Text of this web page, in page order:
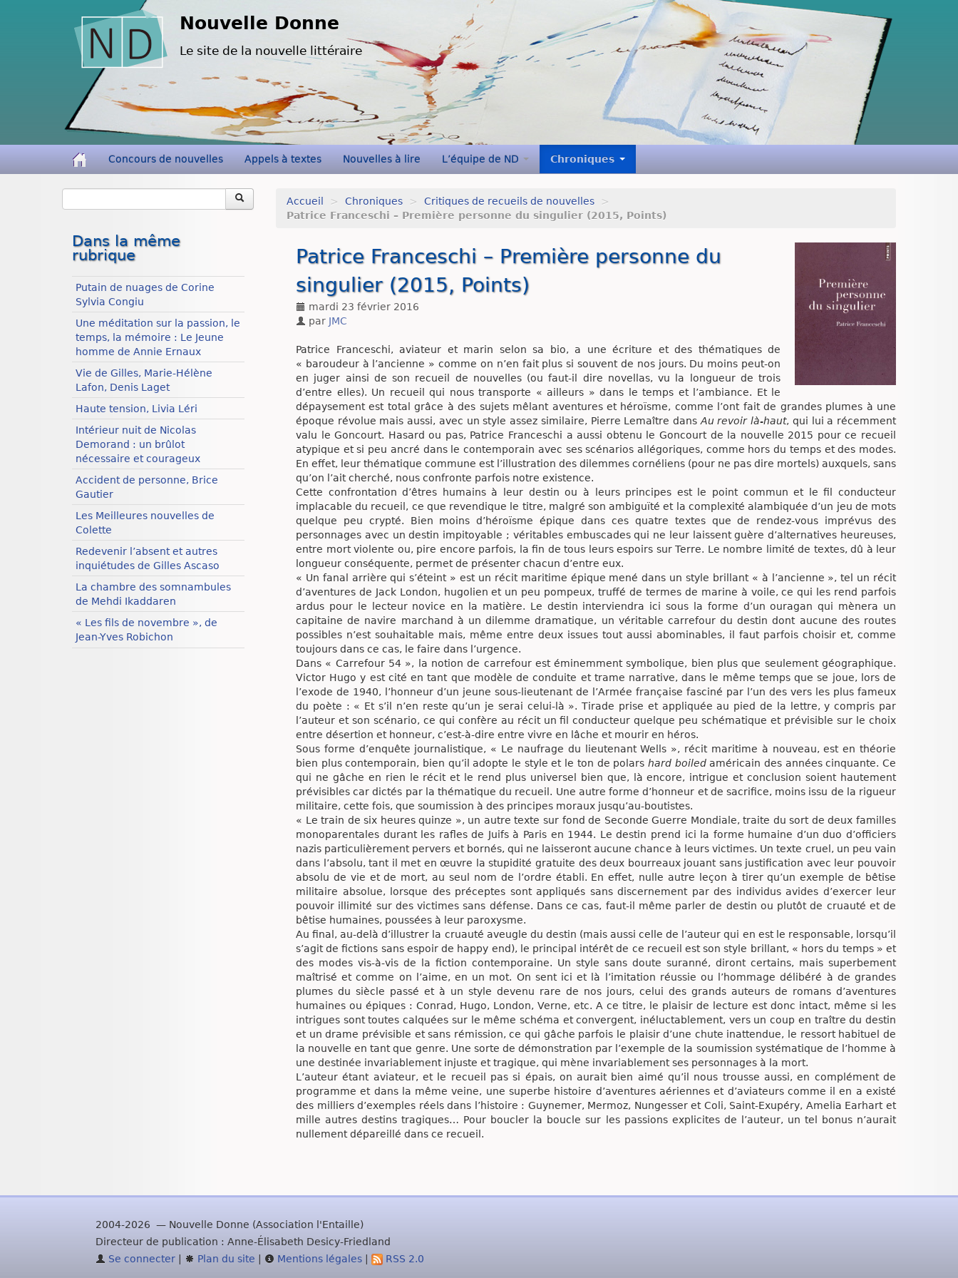
Nouvelle Donne
Le site de la nouvelle littéraire
Concours de nouvelles Appels à textes Nouvelles à lire L’équipe de ND Chroniques
Accueil > Chroniques > Critiques de recueils de nouvelles
>
Patrice Franceschi – Première personne du singulier (2015, Points)
Patrice Franceschi – Première personne du
singulier (2015, Points)
mardi 23 février 2016
par JMC
Patrice Franceschi, aviateur et marin selon sa bio, a une écriture et des thématiques de
« baroudeur à l’ancienne » comme on n’en fait plus si souvent de nos jours. Du moins peut-on
en juger ainsi de son recueil de nouvelles (ou faut-il dire novellas, vu la longueur de trois
d’entre elles). Un recueil qui nous transporte « ailleurs » dans le temps et l’ambiance. Et le
dépaysement est total grâce à des sujets mêlant aventures et héroïsme, comme l’ont fait de grandes plumes à une
époque révolue mais aussi, avec un style assez similaire, Pierre Lemaître dans Au revoir là-haut, qui lui a récemment
valu le Goncourt. Hasard ou pas, Patrice Franceschi a aussi obtenu le Goncourt de la nouvelle 2015 pour ce recueil
atypique et si peu ancré dans le contemporain avec ses scénarios allégoriques, comme hors du temps et des modes.
En effet, leur thématique commune est l’illustration des dilemmes cornéliens (pour ne pas dire mortels) auxquels, sans
qu’on l’ait cherché, nous confronte parfois notre existence.
Cette confrontation d’êtres humains à leur destin ou à leurs principes est le point commun et le fil conducteur
implacable du recueil, ce que revendique le titre, malgré son ambiguïté et la complexité alambiquée d’un jeu de mots
quelque peu crypté. Bien moins d’héroïsme épique dans ces quatre textes que de rendez-vous imprévus des
personnages avec un destin impitoyable ; véritables embuscades qui ne leur laissent guère d’alternatives heureuses,
entre mort violente ou, pire encore parfois, la fin de tous leurs espoirs sur Terre. Le nombre limité de textes, dû à leur
longueur conséquente, permet de présenter chacun d’entre eux.
« Un fanal arrière qui s’éteint » est un récit maritime épique mené dans un style brillant « à l’ancienne », tel un récit
d’aventures de Jack London, hugolien et un peu pompeux, truffé de termes de marine à voile, ce qui les rend parfois
ardus pour le lecteur novice en la matière. Le destin interviendra ici sous la forme d’un ouragan qui mènera un
capitaine de navire marchand à un dilemme dramatique, un véritable carrefour du destin dont aucune des routes
possibles n’est souhaitable mais, même entre deux issues tout aussi abominables, il faut parfois choisir et, comme
toujours dans ce cas, le faire dans l’urgence.
Dans « Carrefour 54 », la notion de carrefour est éminemment symbolique, bien plus que seulement géographique.
Victor Hugo y est cité en tant que modèle de conduite et trame narrative, dans le même temps que se joue, lors de
l’exode de 1940, l’honneur d’un jeune sous-lieutenant de l’Armée française fasciné par l’un des vers les plus fameux
du poète : « Et s’il n’en reste qu’un je serai celui-là ». Tirade prise et appliquée au pied de la lettre, y compris par
l’auteur et son scénario, ce qui confère au récit un fil conducteur quelque peu schématique et prévisible sur le choix
entre désertion et honneur, c’est-à-dire entre vivre en lâche et mourir en héros.
Sous forme d’enquête journalistique, « Le naufrage du lieutenant Wells », récit maritime à nouveau, est en théorie
bien plus contemporain, bien qu’il adopte le style et le ton de polars hard boiledaméricain des années cinquante. Ce
qui ne gâche en rien le récit et le rend plus universel bien que, là encore, intrigue et conclusion soient hautement
prévisibles car dictés par la thématique du recueil. Une autre forme d’honneur et de sacrifice, moins issu de la rigueur
militaire, cette fois, que soumission à des principes moraux jusqu’au-boutistes.
« Le train de six heures quinze », un autre texte sur fond de Seconde Guerre Mondiale, traite du sort de deux familles
monoparentales durant les rafles de Juifs à Paris en 1944. Le destin prend ici la forme humaine d’un duo d’officiers
nazis particulièrement pervers et bornés, qui ne laisseront aucune chance à leurs victimes. Un texte cruel, un peu vain
dans l’absolu, tant il met en œuvre la stupidité gratuite des deux bourreaux jouant sans justification avec leur pouvoir
absolu de vie et de mort, au seul nom de l’ordre établi. En effet, nulle autre leçon à tirer qu’un exemple de bêtise
militaire absolue, lorsque des préceptes sont appliqués sans discernement par des individus avides d’exercer leur
pouvoir illimité sur des victimes sans défense. Dans ce cas, faut-il même parler de destin ou plutôt de cruauté et de
bêtise humaines, poussées à leur paroxysme.
Au final, au-delà d’illustrer la cruauté aveugle du destin (mais aussi celle de l’auteur qui en est le responsable, lorsqu’il
s’agit de fictions sans espoir de happy end), le principal intérêt de ce recueil est son style brillant, « hors du temps » et
des modes vis-à-vis de la fiction contemporaine. Un style sans doute suranné, diront certains, mais superbement
maîtrisé et comme on l’aime, en un mot. On sent ici et là l’imitation réussie ou l’hommage délibéré à de grandes
plumes du siècle passé et à un style devenu rare de nos jours, celui des grands auteurs de romans d’aventures
humaines ou épiques : Conrad, Hugo, London, Verne, etc. A ce titre, le plaisir de lecture est donc intact, même si les
intrigues sont toutes calquées sur le même schéma et convergent, inéluctablement, vers un coup en traître du destin
et un drame prévisible et sans rémission, ce qui gâche parfois le plaisir d’une chute inattendue, le ressort habituel de
la nouvelle en tant que genre. Une sorte de démonstration par l’exemple de la soumission systématique de l’homme à
une destinée invariablement injuste et tragique, qui mène invariablement ses personnages à la mort.
L’auteur étant aviateur, et le recueil pas si épais, on aurait bien aimé qu’il nous trousse aussi, en complément de
programme et dans la même veine, une superbe histoire d’aventures aériennes et d’aviateurs comme il en a existé
des milliers d’exemples réels dans l’histoire : Guynemer, Mermoz, Nungesser et Coli, Saint-Exupéry, Amelia Earhart et
mille autres destins tragiques… Pour boucler la boucle sur les passions explicites de l’auteur, un tel bonus n’aurait
nullement dépareillé dans ce recueil.
Dans la même
rubrique
Putain de nuages de Corine
Sylvia Congiu
Une méditation sur la passion, le
temps, la mémoire : Le Jeune
homme de Annie Ernaux
Vie de Gilles, Marie-Hélène
Lafon, Denis Laget
Haute tension, Livia Léri
Intérieur nuit de Nicolas
Demorand : un brûlot
nécessaire et courageux
Accident de personne, Brice
Gautier
Les Meilleures nouvelles de
Colette
Redevenir l’absent et autres
inquiétudes de Gilles Ascaso
La chambre des somnambules
de Mehdi Ikaddaren
« Les fils de novembre », de
Jean-Yves Robichon
2004-2026 — Nouvelle Donne (Association l'Entaille)
Directeur de publication : Anne-Élisabeth Desicy-Friedland
Se connecter| Plan du site Mentions légales| RSS 2.0